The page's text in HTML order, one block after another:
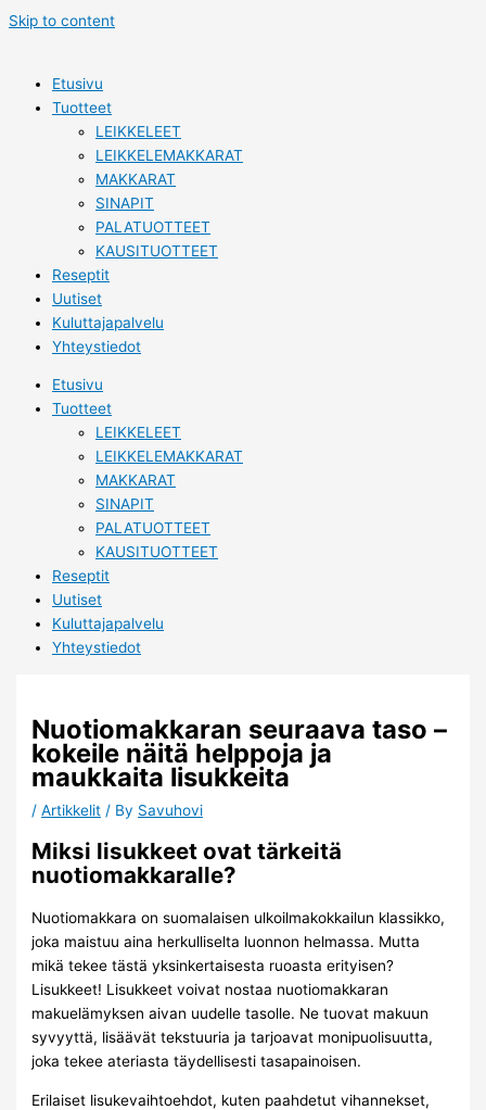
Skip to content
Etusivu
Tuotteet
LEIKKELEET
LEIKKELEMAKKARAT
MAKKARAT
SINAPIT
PALATUOTTEET
KAUSITUOTTEET
Reseptit
Uutiset
Kuluttajapalvelu
Yhteystiedot
Etusivu
Tuotteet
LEIKKELEET
LEIKKELEMAKKARAT
MAKKARAT
SINAPIT
PALATUOTTEET
KAUSITUOTTEET
Reseptit
Uutiset
Kuluttajapalvelu
Yhteystiedot
Nuotiomakkaran seuraava taso –
kokeile näitä helppoja ja
maukkaita lisukkeita
/Artikkelit / By Savuhovi
Miksi lisukkeet ovat tärkeitä
nuotiomakkaralle?
Nuotiomakkara on suomalaisen ulkoilmakokkailun klassikko,
joka maistuu aina herkulliselta luonnon helmassa. Mutta
mikä tekee tästä yksinkertaisesta ruoasta erityisen?
Lisukkeet! Lisukkeet voivat nostaa nuotiomakkaran
makuelämyksen aivan uudelle tasolle. Ne tuovat makuun
syvyyttä, lisäävät tekstuuria ja tarjoavat monipuolisuutta,
joka tekee ateriasta täydellisesti tasapainoisen.
Erilaiset lisukevaihtoehdot, kuten paahdetut vihannekset,